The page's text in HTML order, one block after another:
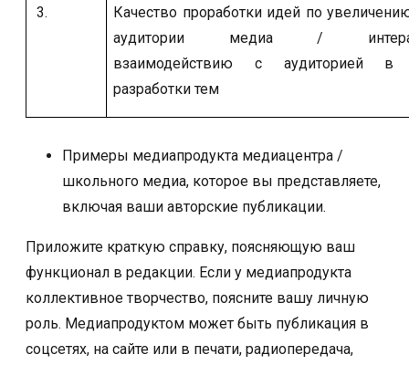
3.
Качество проработки идей по
аудитории медиа /
взаимодействию с аудиторией в
разработки тем
Примеры медиапродукта медиацентра /
школьного медиа, которое вы представляете,
включая ваши авторские публикации.
Приложите краткую справку, поясняющую ваш
функционал в редакции. Если у медиапродукта
коллективное творчество, поясните вашу личную
роль. Медиапродуктом может быть публикация в
соцсетях, на сайте или в печати, радиопередача,